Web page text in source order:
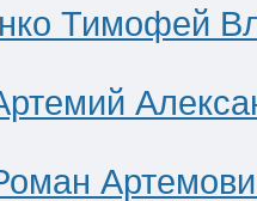
Тимофей